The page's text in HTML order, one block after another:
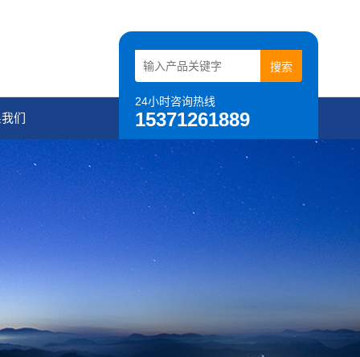
24小时咨询热线
15371261889
们